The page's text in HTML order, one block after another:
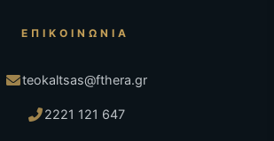
ΕΠΙΚΟΙΝΩΝΊΑ
teokaltsas@fthera.gr
2221 121 647